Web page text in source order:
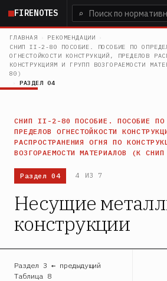
Перейти
основному
содержанию
FIRENOTES ⌕
ГЛАВНАЯ › РЕКОМЕНДАЦИИ
›
СНИП II-2-80 ПОСОБИЕ. ПОСОБИЕ ПО
ОГНЕСТОЙКОСТИ КОНСТРУКЦИЙ, ПРЕДЕЛОВ
КОНСТРУКЦИЯМ И ГРУПП ВОЗГОРАЕМОСТИ
80)
›
РАЗДЕЛ 04
СНИП II-2-80 ПОСОБИЕ. ПОСОБИЕ ПО
ПРЕДЕЛОВ ОГНЕСТОЙКОСТИ
РАСПРОСТРАНЕНИЯ ОГНЯ ПО
ВОЗГОРАЕМОСТИ МАТЕРИАЛОВ (К
Раздел 04 4 ИЗ 7
Несущие
конструкции
Раздел 3 ← предыдущий
Таблица 8